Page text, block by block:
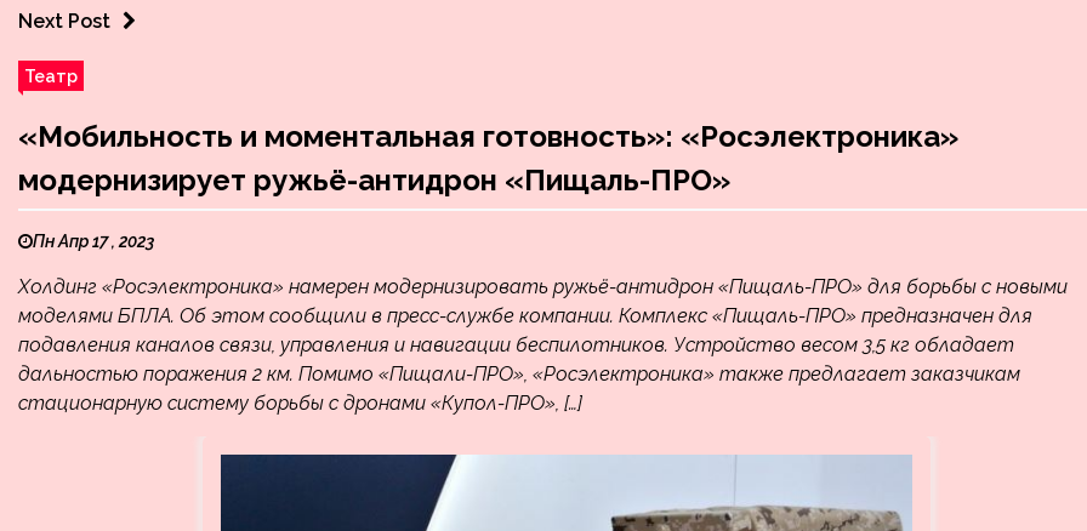
Next Post
Театр
«Мобильность и моментальная готовность»: «Росэлектроника»
модернизирует ружьё-антидрон «Пищаль-ПРО»
Пн Апр 17 , 2023
Холдинг «Росэлектроника» намерен модернизировать ружьё-антидрон «Пищаль-ПРО» для борьбы с новыми
моделями БПЛА. Об этом сообщили в пресс-службе компании. Комплекс «Пищаль-ПРО» предназначен для
подавления каналов связи, управления и навигации беспилотников. Устройство весом 3,5 кг обладает
дальностью поражения 2 км. Помимо «Пищали-ПРО», «Росэлектроника» также предлагает заказчикам
стационарную систему борьбы с дронами «Купол-ПРО», […]